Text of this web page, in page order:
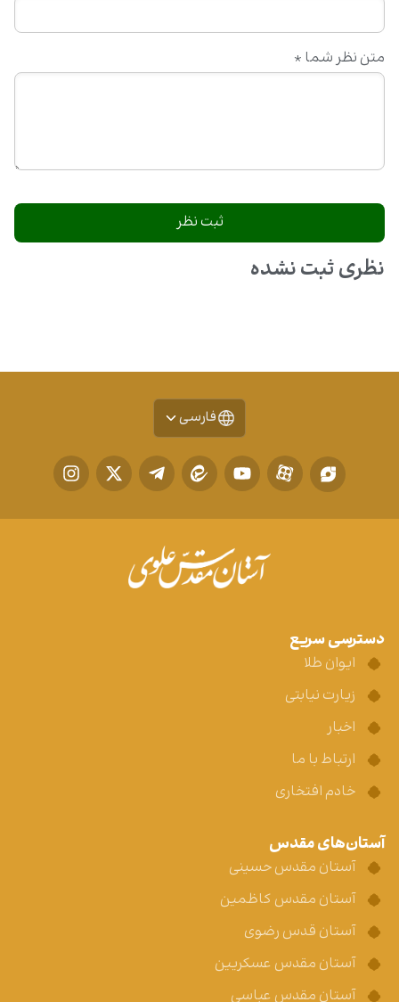
متن نظر شما *
نظری ثبت نشده
فارسی
دسترسی سریع
ایوان طلا
زیارت نیابتی
اخبار
ارتباط با ما
خادم افتخاری
آستان‌های مقدس
آستان مقدس حسینی
آستان مقدس کاظمین
آستان قدس رضوی
آستان مقدس عسکریین
آستان مقدس عباسی